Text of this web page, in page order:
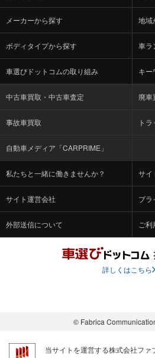
メーカーから探す 地域
ボディタイプから探す 車ラ
車選びドットコムの取り組み キー
中古車買取・中古車査定 廃車
事故車買取 ト
自動車メディア「CARPRIME」
私たちと一緒に働きませんか？ サイ
サイト運営会社 プラ
外部送信について ご
詳しくはこちら
© Fabrica
当サイトを運営する株式会社フ